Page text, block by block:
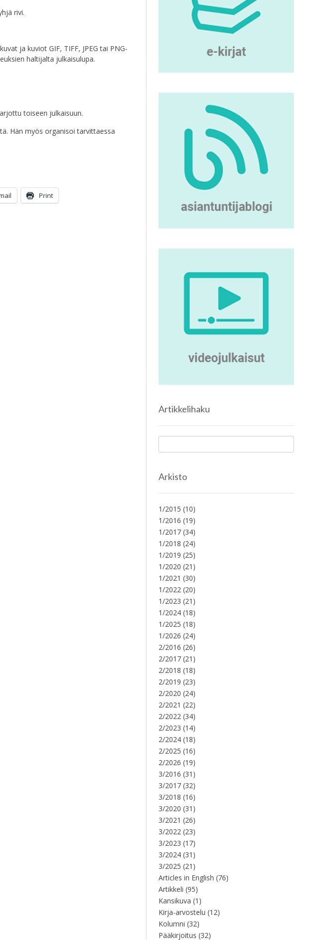
rivi.
ja kuviot GIF, TIFF, JPEG tai PNG-
haltijalta julkaisulupa.
toiseen julkaisuun.
Hän myös organisoi tarvittaessa
Print
Artikkelihaku
Arkisto
1/2015 (10)
1/2016 (19)
1/2017(34)
1/2018 (24)
1/2019 (25)
1/2020 (21)
1/2021 (30)
1/2022 (20)
1/2023 (21)
1/2024(18)
1/2025 (18)
1/2026 (24)
2/2016 (26)
2/2017(21)
2/2018 (18)
2/2019 (23)
2/2020 (24)
2/2021 (22)
2/2022 (34)
2/2023 (14)
2/2024(18)
2/2025 (16)
2/2026 (19)
3/2016 (31)
3/2017(32)
3/2018 (16)
3/2020 (31)
3/2021 (26)
3/2022 (23)
3/2023 (17)
3/2024(31)
3/2025 (21)
Articles in English (76)
Artikkeli (95)
Kansikuva (1)
Kirja-arvostelu (12)
Kolumni (32)
Pääkirjoitus (32)